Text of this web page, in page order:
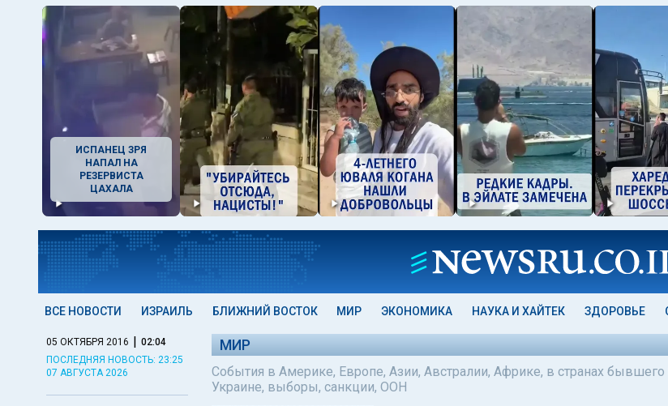
ИСПАНЕЦ ЗРЯ
НАПАЛ НА
РЕЗЕРВИСТА
ЦАХАЛА
ВСЕ НОВОСТИ ИЗРАИЛЬ БЛИЖНИЙ ВОСТОК МИР ЭКОНОМИКА НАУКА И ХАЙТЕК ЗДОРОВЬЕ
05 ОКТЯБРЯ 2016 | 02:04
ПОСЛЕДНЯЯ НОВОСТЬ: 23:25
07 АВГУСТА 2026
МИР
События в Америке, Европе, Азии, Австралии, Африке, в странах
Украине, выборы, санкции, ООН